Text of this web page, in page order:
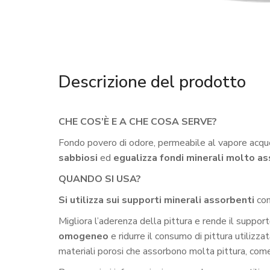
Descrizione del prodotto
CHE COS’È E A CHE COSA SERVE?
Fondo povero di odore, permeabile al vapore
sabbiosi ed egualizza fondi minerali molto
QUANDO SI USA?
Si utilizza sui supporti minerali assorbenti
Migliora l’aderenza della pittura e rende il
omogeneo e ridurre il consumo di pittura
materiali porosi che assorbono molta pittura,